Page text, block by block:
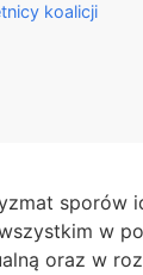
koalicji
w
oraz w